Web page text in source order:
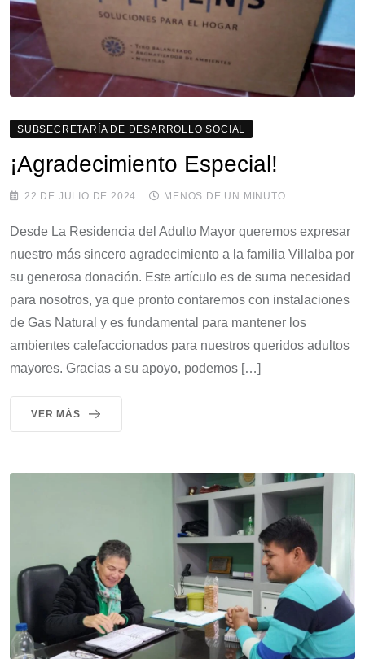
SUBSECRETARÍA DE DESARROLLO SOCIAL
¡Agradecimiento Especial!
22 DE JULIO DE 2024 MENOS DE UN MINUTO
Desde La Residencia del Adulto Mayor queremos expresar
nuestro más sincero agradecimiento a la familia Villalba por
su generosa donación. Este artículo es de suma necesidad
para nosotros, ya que pronto contaremos con instalaciones
de Gas Natural y es fundamental para mantener los
ambientes calefaccionados para nuestros queridos adultos
mayores. Gracias a su apoyo, podemos […]
VER MÁS